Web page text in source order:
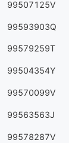
99507125V
99593903Q
99579259T
99504354Y
99570099V
99563563J
99578287V